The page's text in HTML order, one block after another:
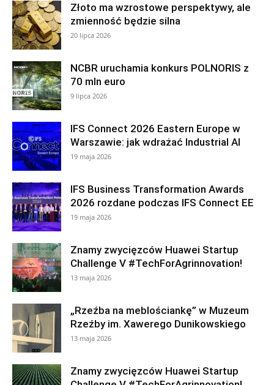
Złoto ma wzrostowe perspektywy, ale
zmienność będzie silna
20 lipca 2026
NCBR uruchamia konkurs POLNORIS z
70 mln euro
9 lipca 2026
IFS Connect 2026 Eastern Europe w
Warszawie: jak wdrażać Industrial AI
19 maja 2026
IFS Business Transformation Awards
2026 rozdane podczas IFS Connect EE
19 maja 2026
Znamy zwycięzców Huawei Startup
Challenge V #TechForAgrinnovation!
13 maja 2026
„Rzeźba na meblościankę” w Muzeum
Rzeźby im. Xawerego Dunikowskiego
13 maja 2026
Znamy zwycięzców Huawei Startup